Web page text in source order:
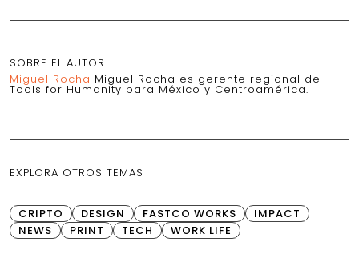
SOBRE EL AUTOR
Miguel Rocha Miguel Rocha es gerente regional de
Tools for Humanity para México y Centroamérica.
EXPLORA OTROS TEMAS
CRIPTO DESIGN FASTCO WORKS
IMPACT
NEWS
PRINT TECH WORK LIFE